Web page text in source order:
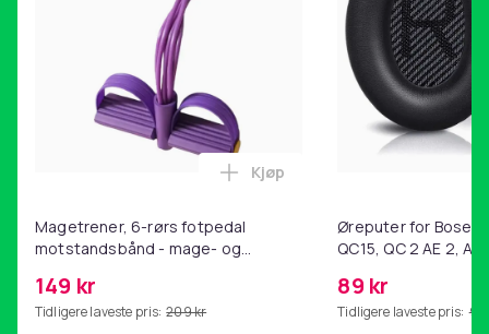
Magetrener, 6-rørs fotpedal
motstandsbånd - mage- og
hjemmegymnastikk Purple
149 kr
Tidligere laveste pris: 209 kr
Legg Magetrener, 6-rørs
Kjøp
Øreputer for Bose
QC15, QC 2 AE 2, AE
89 kr
Tidligere laveste pris: 99